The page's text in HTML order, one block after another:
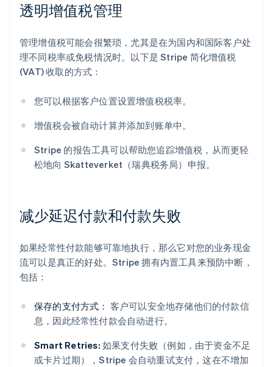
透明增值税管理
管理增值税可能会很繁琐，尤其是在为国内和国际客户处
理不同税率或免税情况时。以下是 Stripe 简化增值税
(VAT) 收取的方式：
您可以根据客户位置设置增值税税率。
增值税会被自动计算并添加到账单中。
Stripe 的报告工具可以帮助您追踪增值税，从而更轻
松地向 Skatteverket（瑞典税务局）申报。
减少延迟付款和付款失败
如果经常性付款能够可靠地执行，那么它对您的业务现金
流可以是真正的好处。Stripe 拥有内置工具来预防中断，
包括：
保存的支付方式： 客户可以安全地存储他们的付款信
息，因此经常性付款会自动进行。
Smart Retries: 如果支付失败（例如，由于资金不足
或卡片过期），Stripe 会自动重试支付，这在不增加